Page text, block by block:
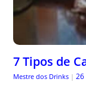
7 Tipos de
Mestre dos Drinks |